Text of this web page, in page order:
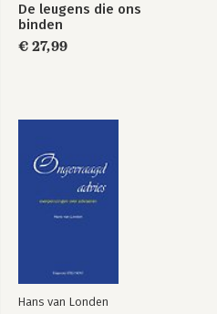
De leugens die ons
binden
€ 27,99
Hans van Londen